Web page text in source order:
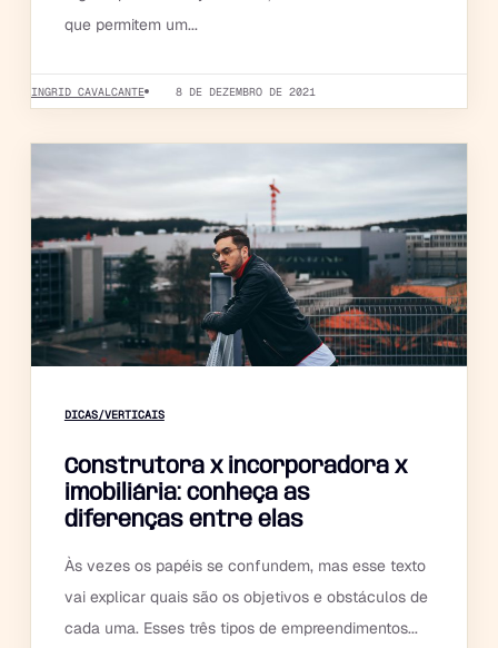
que permitem um...
INGRID CAVALCANTE 8 DE DEZEMBRO DE 2021
DICAS/VERTICAIS
Construtora x incorporadora x
imobiliária: conheça as
diferenças entre elas
Às vezes os papéis se confundem, mas esse texto
vai explicar quais são os objetivos e obstáculos de
cada uma. Esses três tipos de empreendimentos...